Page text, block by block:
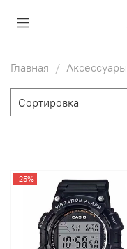
Главная Аксессуары
-25%